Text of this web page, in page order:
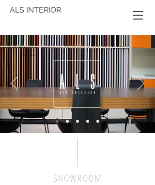
ALS INTERIOR
SHOWROOM